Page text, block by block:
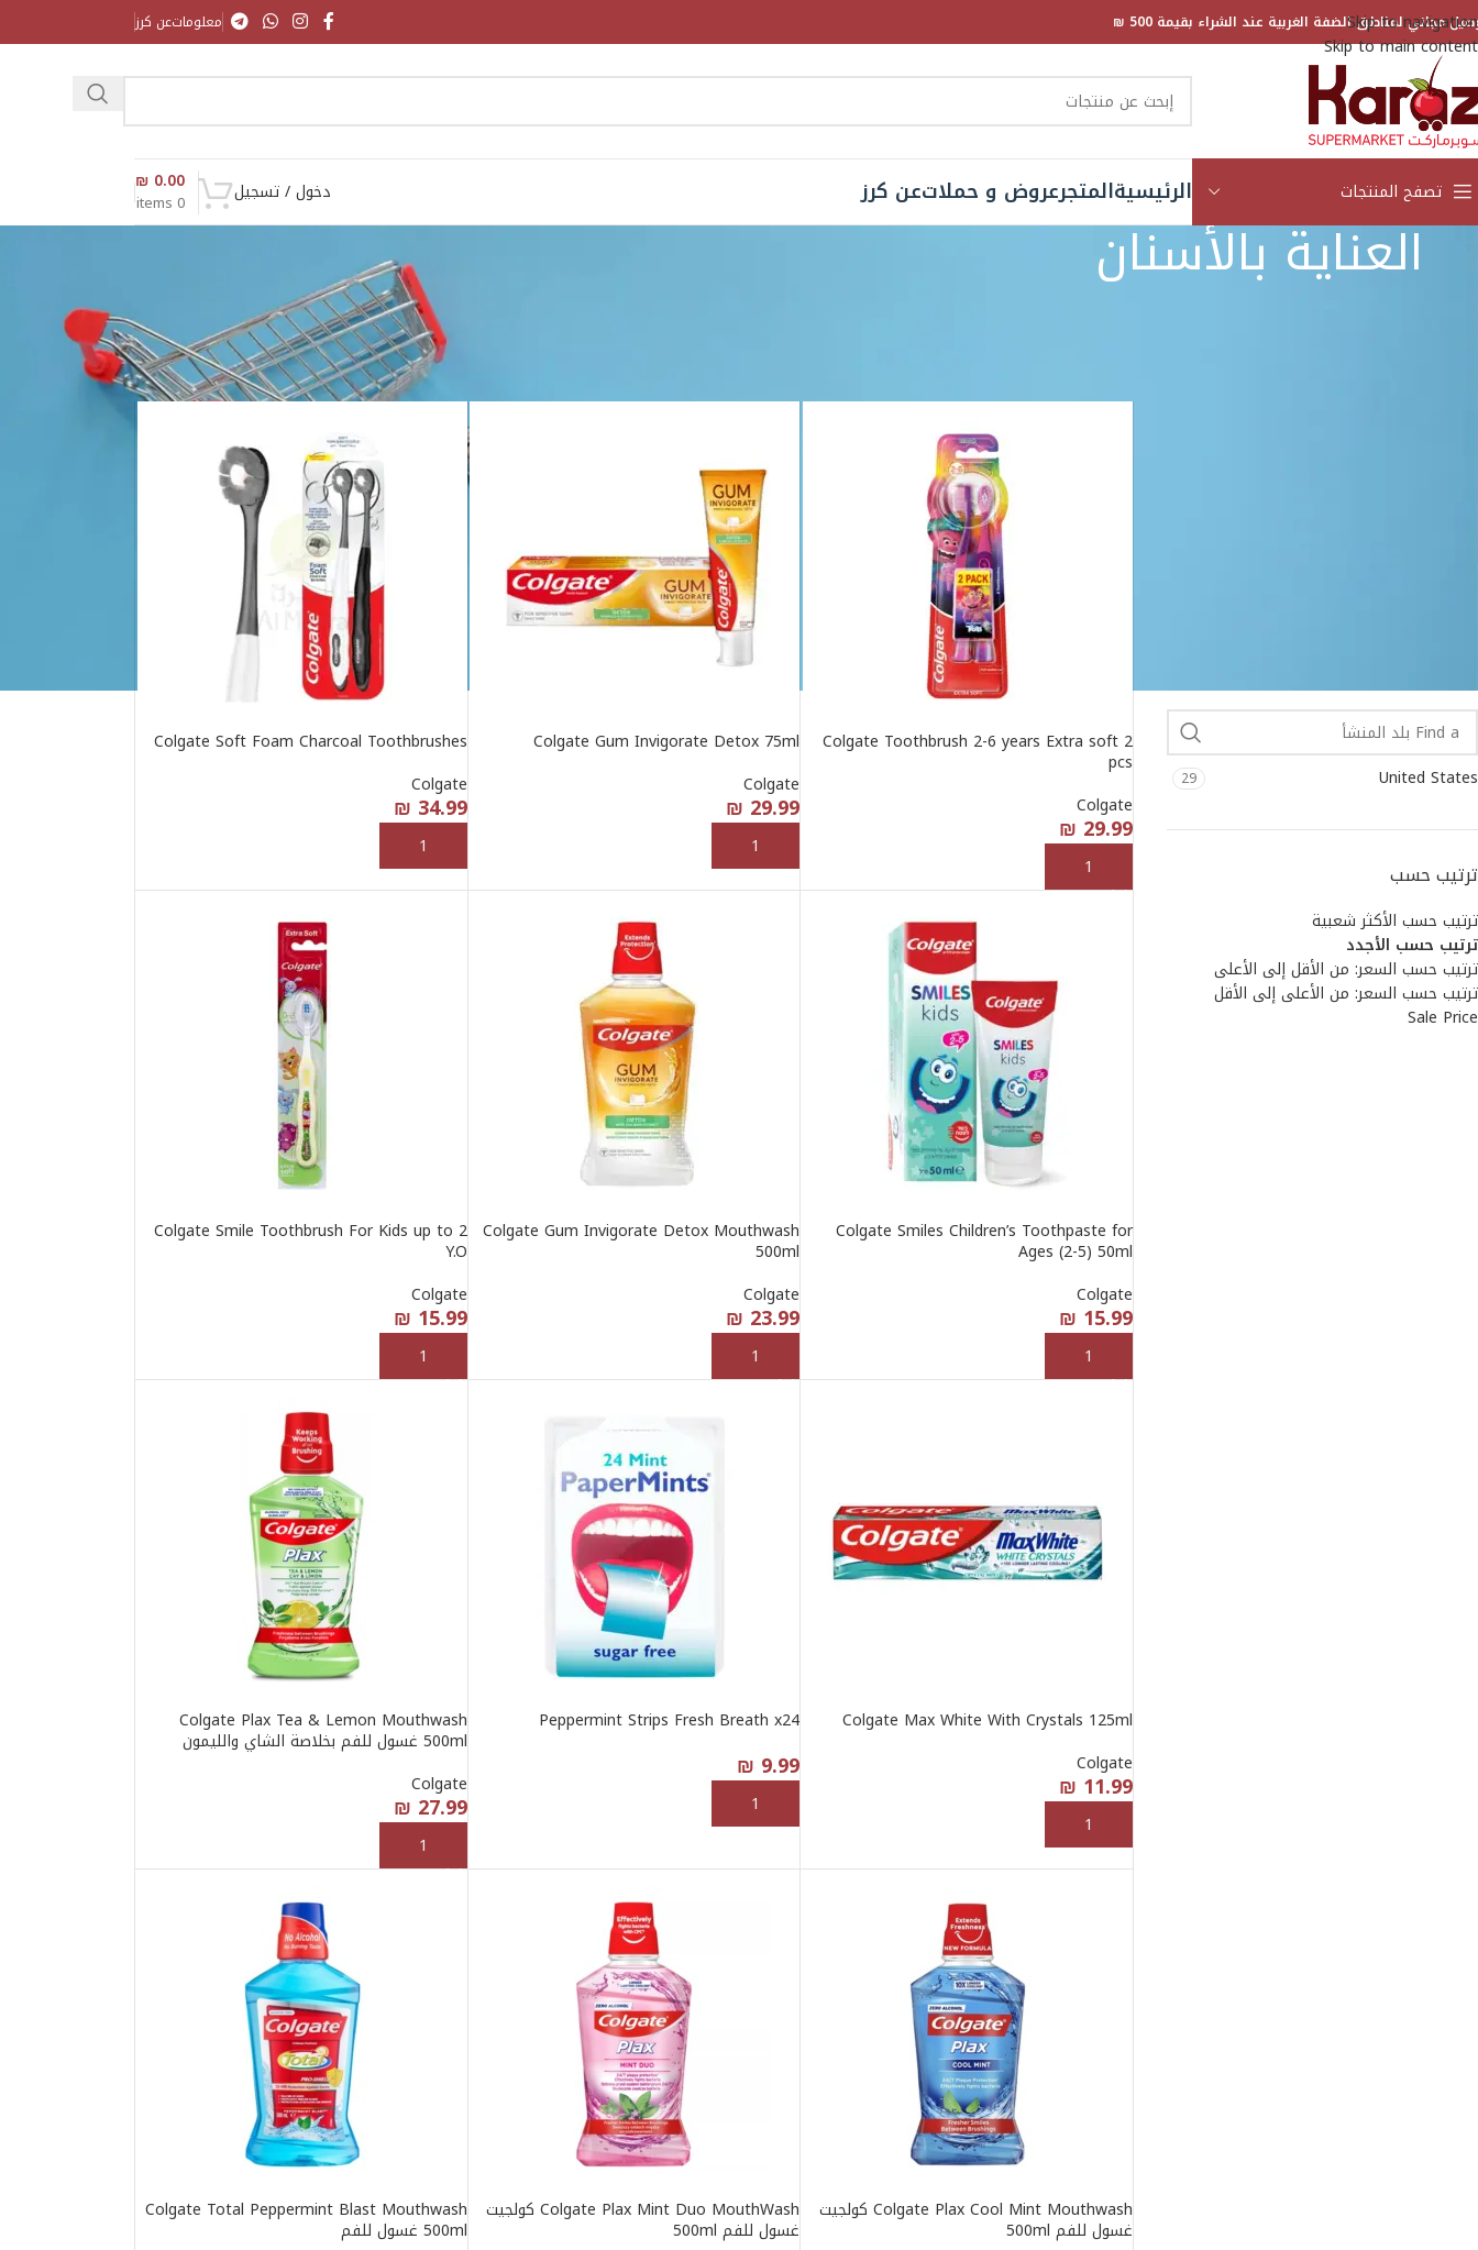
Skip to navigation
Skip to main content
مجاني لمناطق الضفة الغربية عند الشراء بقيمة 500 ₪ معلوماتعن كرز
تصفح المنتجات الرئيسيةالمتجرعروض و حملاتعن كرز دخول / تسجيل 0
items
₪ 0.00
العناية بالأسنان
United States
29
ترتيب حسب
ترتيب حسب الأكثر شعبية
ترتيب حسب الأجدد
ترتيب حسب السعر: من الأقل إلى الأعلى
ترتيب حسب السعر: من الأعلى إلى الأقل
Sale Price
Colgate Toothbrush 2-6 years Extra soft 2
pcs
Colgate
₪ 29.99
إضافة إلى السلة
Colgate Gum Invigorate Detox 75ml
Colgate
₪ 29.99
إضافة إلى السلة
Colgate Soft Foam Charcoal Toothbrushes
Colgate
₪ 34.99
إضافة إلى السلة
Colgate Smiles Children’s Toothpaste for
Ages (2-5) 50ml
Colgate
₪ 15.99
إضافة إلى السلة
Colgate Gum Invigorate Detox Mouthwash
500ml
Colgate
₪ 23.99
إضافة إلى السلة
Colgate Smile Toothbrush For Kids up to 2
Y.O
Colgate
₪ 15.99
إضافة إلى السلة
Colgate Max White With Crystals 125ml
Colgate
₪ 11.99
إضافة إلى السلة
Peppermint Strips Fresh Breath x24
₪ 9.99
إضافة إلى السلة
Colgate Plax Tea & Lemon Mouthwash
500ml غسول للفم بخلاصة الشاي والليمون
Colgate
₪ 27.99
إضافة إلى السلة
Colgate Plax Cool Mint Mouthwash كولجيت
غسول للفم 500ml
Colgate Plax Mint Duo MouthWash كولجيت
غسول للفم 500ml
Colgate Total Peppermint Blast Mouthwash
500ml غسول للفم